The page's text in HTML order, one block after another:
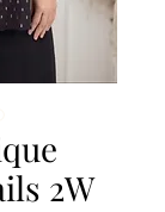
2W